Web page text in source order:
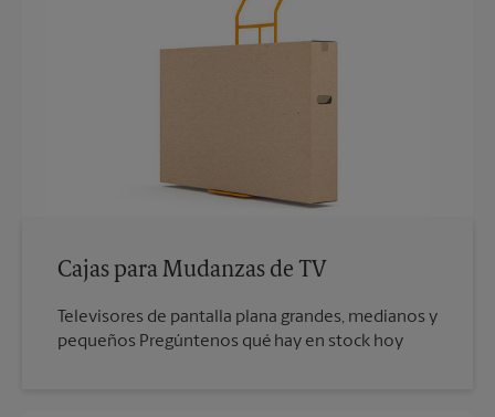
Cajas para Mudanzas de TV
Televisores de pantalla plana grandes, medianos y
pequeños Pregúntenos qué hay en stock hoy